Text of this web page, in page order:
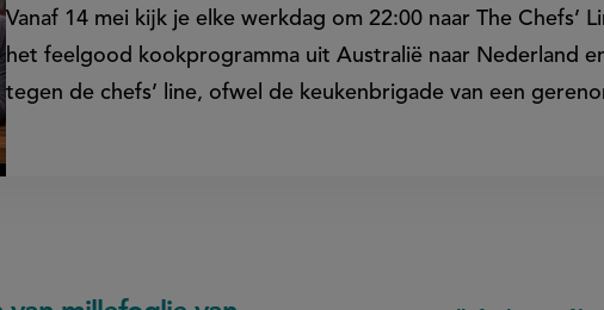
Vanaf 14 mei kijk je elke werkdag om 22:00 naar The Chefs’
het feelgood kookprogramma uit Australië naar Nederland
tegen de chefs’ line, ofwel de keukenbrigade van een